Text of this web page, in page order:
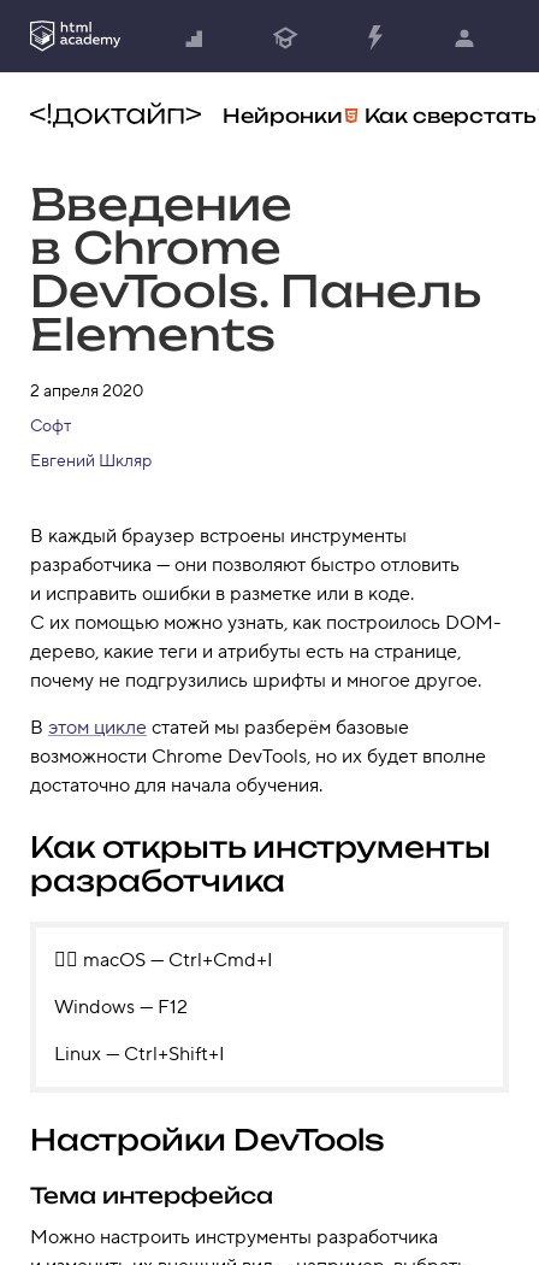
Нейронки Как сверстать
Введение
в Chrome
DevTools. Панель
Elements
2 апреля 2020
Софт
Евгений Шкляр
В каждый браузер встроены инструменты
разработчика — они позволяют быстро отловить
и исправить ошибки в разметке или в коде.
С их помощью можно узнать, как построилось DOM-
дерево, какие теги и атрибуты есть на странице,
почему не подгрузились шрифты и многое другое.
В этом цикле статей мы разберём базовые
возможности Chrome DevTools, но их будет вполне
достаточно для начала обучения.
Как открыть инструменты
разработчика
👉🏻 macOS — Ctrl+Cmd+I
Windows — F12
Linux — Ctrl+Shift+I
Настройки DevTools
Тема интерфейса
Можно настроить инструменты разработчика